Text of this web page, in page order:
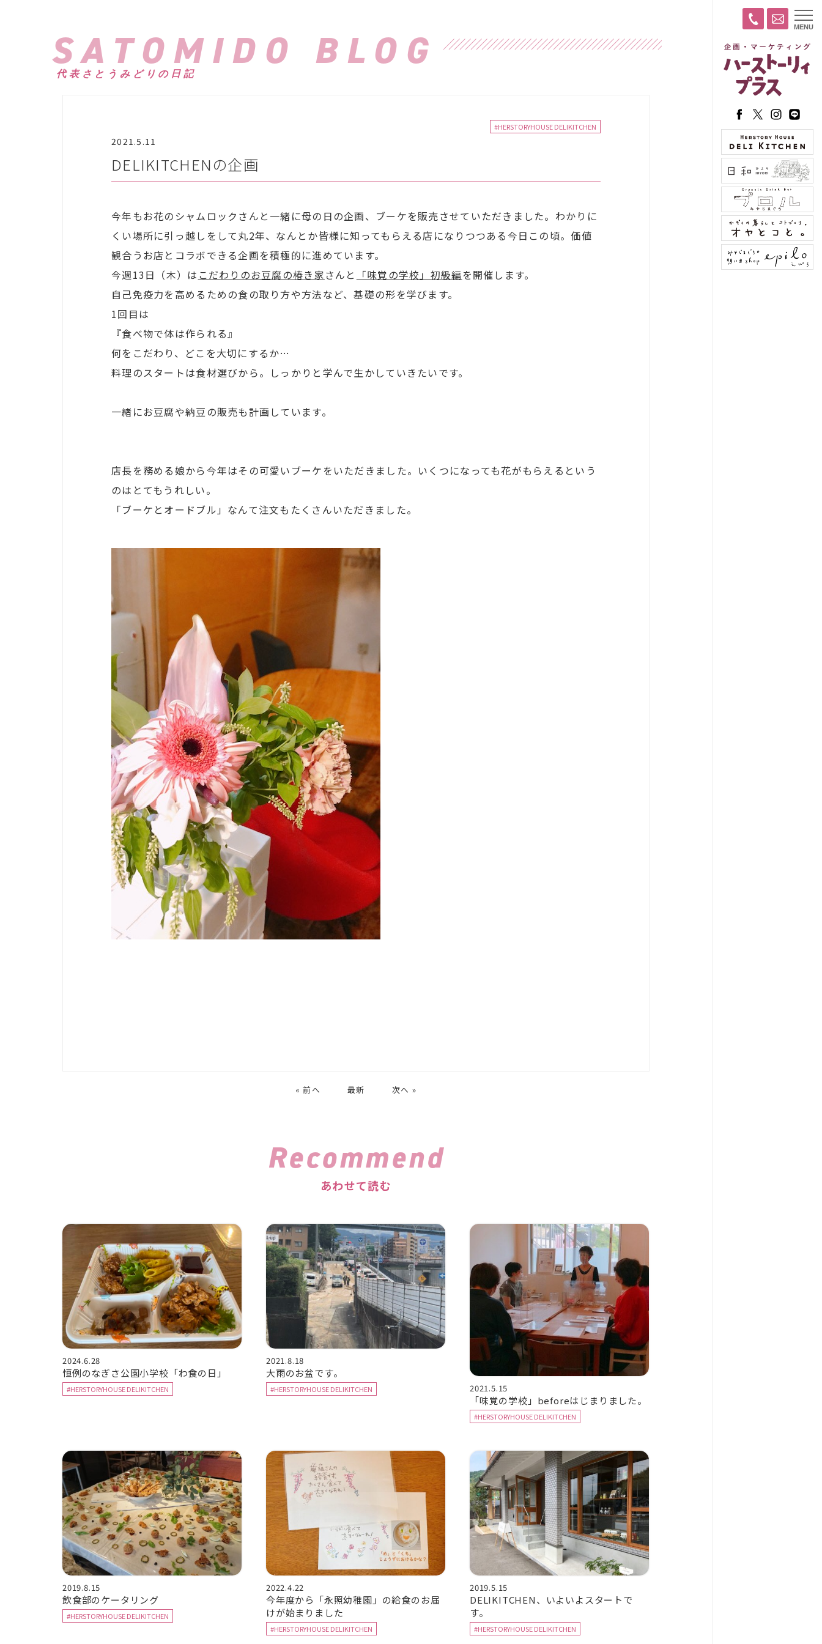
SATOMIDO BLOG
代表さとうみどりの日記
#HERSTORYHOUSE DELIKITCHEN
2021.5.11
DELIKITCHENの企画
今年もお花のシャムロックさんと一緒に母の日の企画、ブーケを販売させていただきました。わかりに
くい場所に引っ越しをして丸2年、なんとか皆様に知ってもらえる店になりつつある今日この頃。価値
観合うお店と コラボできる企画を積極的に進めています。
今週13日（木）は こだわりのお豆腐の椿き家さんと 「味覚の学校」初級編を開催します。
自己免疫力を高めるための食の取り方や方法など、基礎の形を学びます。
1回目は
『食べ物で体は作られる』
何をこだわり、どこを大切にするか…
料理のスタートは食材選びから。しっかりと学んで生かしていきたいです。
一緒にお豆腐や納豆の販売も計画しています。
店長を務める娘から今年はその可愛いブーケをいただきました。いくつになっても花がもらえるという
のはとてもうれしい。
「ブーケとオードブル」なんて注文もたくさんいただきました。
« 前へ 最新 次へ »
Recommend
あわせて読む
2024.6.28
恒例のなぎさ公園小学校「わ食の日」
#HERSTORYHOUSE DELIKITCHEN
2021.8.18
大雨のお盆です。
#HERSTORYHOUSE DELIKITCHEN 2021.5.15
「味覚の学校」beforeはじまりました。
#HERSTORYHOUSE DELIKITCHEN
2019.8.15
飲食部のケータリング
#HERSTORYHOUSE DELIKITCHEN
2022.4.22
今年度から「永照幼稚園」の給食のお届
けが始まりました
#HERSTORYHOUSE DELIKITCHEN
2019.5.15
DELIKITCHEN、いよいよスタートで
す。
#HERSTORYHOUSE DELIKITCHEN
t
o
g
e
n
t
o
n
MENU